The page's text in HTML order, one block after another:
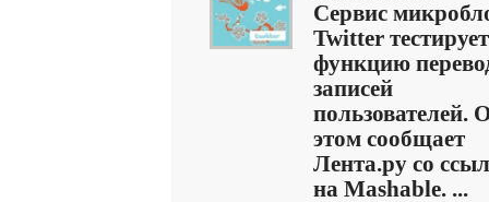
Сервис
Twitter тестирует
функцию
записей
пользователей.
этом сообщает
Лента.ру со
на Mashable. ...